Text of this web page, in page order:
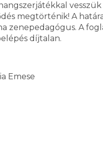
megtörténik! A
zenepedagógus. A
díjtalan.
Emese